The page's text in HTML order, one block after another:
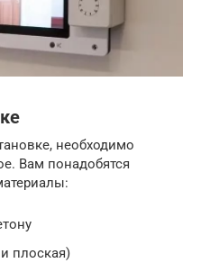
необходимо
Вам понадобятся
плоская)